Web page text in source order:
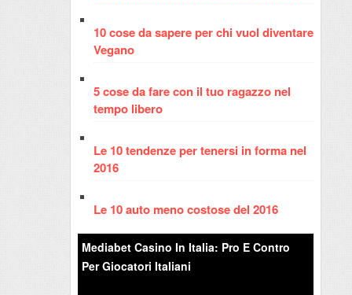
10 cose da sapere per chi vuol diventare
Vegano
5 cose da fare con il tuo ragazzo nel
tempo libero
Le 10 tendenze per tenersi in forma nel
2016
Le 10 auto meno costose del 2016
Mediabet Casino In Italia: Pro E Contro
Per Giocatori Italiani